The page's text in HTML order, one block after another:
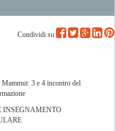
Condividi su
Mammut: 3 e 4 incontro del
INSEGNAMENTO